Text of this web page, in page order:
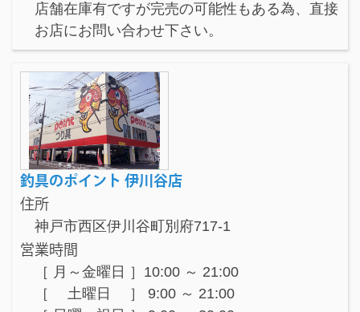
店舗在庫有ですが完売の可能性もある為、直接
お店にお問い合わせ下さい。
釣具のポイント 伊川谷店
住所
神戸市西区伊川谷町別府717-1
営業時間
［ 月～金曜日 ］10:00 ～ 21:00
［ 土曜日 ］ 9:00 ～ 21:00